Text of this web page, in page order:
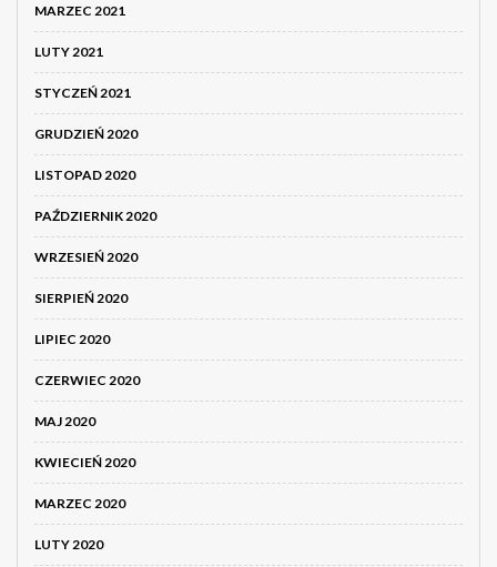
MARZEC 2021
LUTY 2021
STYCZEŃ 2021
GRUDZIEŃ 2020
LISTOPAD 2020
PAŹDZIERNIK 2020
WRZESIEŃ 2020
SIERPIEŃ 2020
LIPIEC 2020
CZERWIEC 2020
MAJ 2020
KWIECIEŃ 2020
MARZEC 2020
LUTY 2020